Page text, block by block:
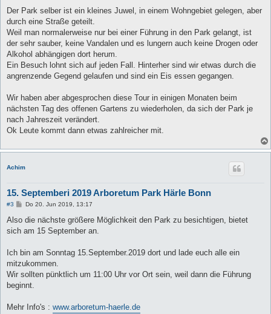
Der Park selber ist ein kleines Juwel, in einem Wohngebiet gelegen, aber
durch eine Straße geteilt.
Weil man normalerweise nur bei einer Führung in den Park gelangt, ist
der sehr sauber, keine Vandalen und es lungern auch keine Drogen oder
Alkohol abhängigen dort herum.
Ein Besuch lohnt sich auf jeden Fall. Hinterher sind wir etwas durch die
angrenzende Gegend gelaufen und sind ein Eis essen gegangen.
Wir haben aber abgesprochen diese Tour in einigen Monaten beim
nächsten Tag des offenen Gartens zu wiederholen, da sich der Park je
nach Jahreszeit verändert.
Ok Leute kommt dann etwas zahlreicher mit.
Achim
15. Septemberi 2019 Arboretum Park Härle Bonn
#3
B
r
Do 20. Jun 2019, 13:17
Also die nächste größere Möglichkeit den Park zu besichtigen, bietet
sich am 15 September an.
Ich bin am Sonntag 15.September.2019 dort und lade euch alle ein
mitzukommen.
Wir sollten pünktlich um 11:00 Uhr vor Ort sein, weil dann die Führung
beginnt.
Mehr Info's : www.arboretum-haerle.de